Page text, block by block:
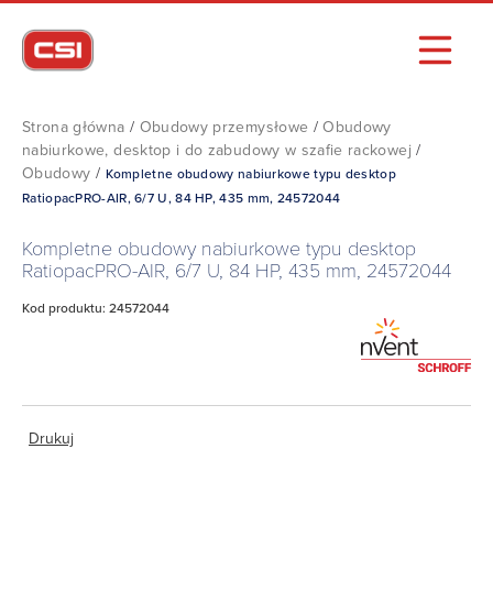
Strona główna / Obudowy przemysłowe /Obudowy
nabiurkowe, desktop i do zabudowy w szafie rackowej /
Obudowy / Kompletne obudowy nabiurkowe typu desktop
RatiopacPRO-AIR, 6/7 U, 84 HP, 435 mm, 24572044
Kompletne obudowy nabiurkowe typu desktop
RatiopacPRO-AIR, 6/7 U, 84 HP, 435 mm, 24572044
Kod produktu: 24572044
Drukuj